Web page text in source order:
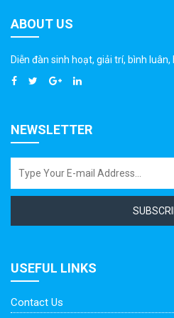
ABOUT US
Diễn đàn sinh hoạt, giải trí, bình luân,
NEWSLETTER
USEFUL LINKS
Contact Us